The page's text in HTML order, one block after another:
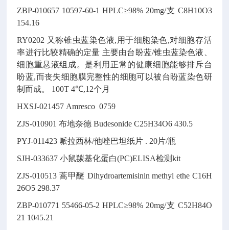
ZBP-010657 10597-60-1 HPLC≥98% 20mg/支 C8H10O3
154.16
RY0202 又称锥虫蓝染色液,用于细胞染色,对细胞存活
率进行比较精确的定量 主要由台盼蓝/锥虫蓝染色液、
细胞重悬液组成。是利用正常的健康细胞能够排斥台
盼蓝,而丧失细胞膜完整性的细胞可以被台盼蓝染色研
制而成。
100T 4℃,12个月
HXSJ-021457 Amresco 0759
ZJS-010901 布地奈德 Budesonide C25H34O6 430.5
PYJ-011423 哌拉西林/他唑巴坦纸片 . 20片/瓶
SJH-033637 小鼠羰基化蛋白(PC)ELISA检测kit
ZJS-010513 蒿甲醚 Dihydroartemisinin methyl ethe C16H
26O5 298.37
ZBP-010771 55466-05-2 HPLC≥98% 20mg/支 C52H84O
21 1045.21